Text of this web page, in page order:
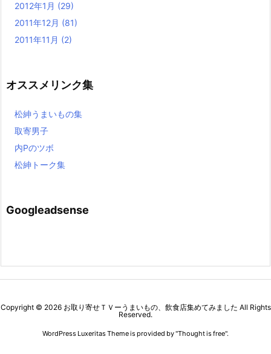
2012年1月 (29)
2011年12月 (81)
2011年11月 (2)
オススメリンク集
松紳うまいもの集
取寄男子
内Pのツボ
松紳トーク集
Googleadsense
Copyright © 2026 お取り寄せＴＶーうまいもの、飲食店集めてみました All Rights
Reserved.
WordPress Luxeritas Theme is provided by "Thought is free".